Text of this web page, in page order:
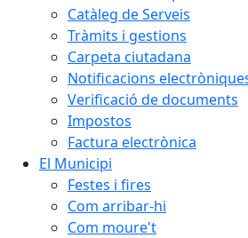
Catàleg de Serveis
Tràmits i gestions
Carpeta ciutadana
Notificacions
Verificació de documents
Impostos
Factura electrònica
El Municipi
Festes i fires
Com arribar-hi
Com moure't